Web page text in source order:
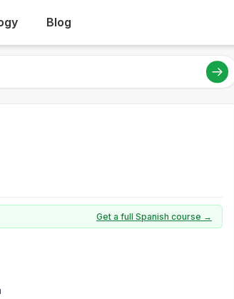
Blog
Get a full Spanish course →